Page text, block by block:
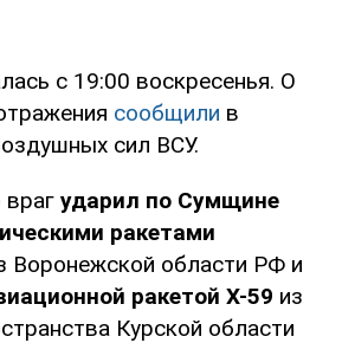
с 19:00 воскресенья. О
сообщили в
сил ВСУ.
враг ударил по Сумщине
ракетами
Воронежской области РФ и
ракетой Х-59 из
Курской области